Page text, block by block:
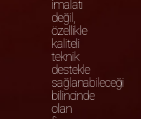
imalatı
değil,
özellikle
kaliteli
teknik
destekle
sağlanabileceği
bilincinde
olan